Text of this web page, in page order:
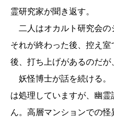
霊研究家が聞き返す。
二人はオカルト研究会の
それが終わった後、控え
後、打ち上げがあるのだが
妖怪博士が話を続ける。
は処理していますが、幽
ん。高層マンションでの怪